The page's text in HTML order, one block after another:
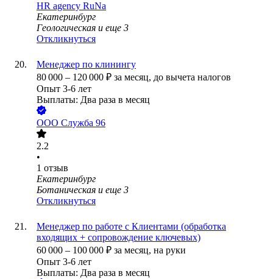
HR agency RuNa
Екатеринбург
Геологическая и еще 3
Откликнуться
Менеджер по клинингу
80 000 – 120 000 ₽ за месяц, до вычета налогов
Опыт 3-6 лет
Выплаты: Два раза в месяц
ООО Служба 96
2.2
•
1 отзыв
Екатеринбург
Ботаническая и еще 3
Откликнуться
Менеджер по работе с Клиентами (обработка
входящих + сопровождение ключевых)
60 000 – 100 000 ₽ за месяц, на руки
Опыт 3-6 лет
Выплаты: Два раза в месяц